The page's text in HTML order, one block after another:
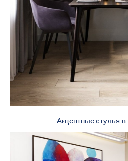
Акцентные стулья в